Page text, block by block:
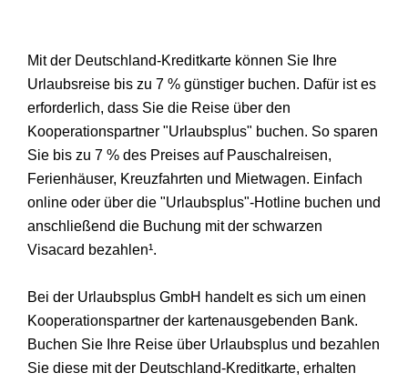
Mit der Deutschland-Kreditkarte können Sie Ihre
Urlaubsreise bis zu 7 % günstiger buchen. Dafür ist es
erforderlich, dass Sie die Reise über den
Kooperationspartner "Urlaubsplus" buchen. So sparen
Sie bis zu 7 % des Preises auf Pauschalreisen,
Ferienhäuser, Kreuzfahrten und Mietwagen. Einfach
online oder über die "Urlaubsplus"-Hotline buchen und
anschließend die Buchung mit der schwarzen
Visacard bezahlen¹.
Bei der Urlaubsplus GmbH handelt es sich um einen
Kooperationspartner der kartenausgebenden Bank.
Buchen Sie Ihre Reise über Urlaubsplus und bezahlen
Sie diese mit der Deutschland-Kreditkarte, erhalten